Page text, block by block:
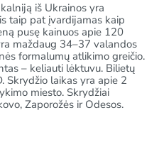
iš Ukrainos yra
taip pat įvardijamas kaip
pusę kainuos apie 120
maždaug 34–37 valandos
formalumų atlikimo greičio.
– keliauti lėktuvu. Bilietų
Skrydžio laikas yra apie 2
miesto. Skrydžiai
Zaporožės ir Odesos.